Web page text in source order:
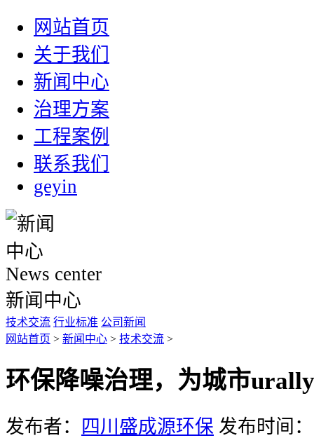
网站首页
关于我们
新闻中心
治理方案
工程案例
联系我们
geyin
News center
新闻中心
技术交流 行业标准 公司新闻
网站首页 > 新闻中心 > 技术交流 >
环保降噪治理，为城市
发布者： 四川盛成源环保 发布时间